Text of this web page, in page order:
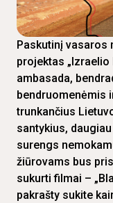
Paskutinį vasaros
projektas
ambasada,
bendruomenėmis
trunkančius
santykius,
surengs
žiūrovams bus
sukurti filmai –
pakrašty sukite